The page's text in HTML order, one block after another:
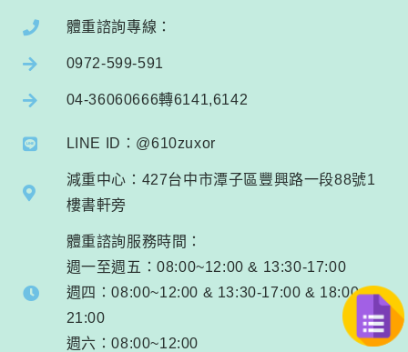
體重諮詢專線：
0972-599-591
04-36060666轉6141,6142
LINE ID：@610zuxor
減重中心：427台中市潭子區豐興路一段88號1
樓書軒旁
體重諮詢服務時間：
週一至週五：08:00~12:00 & 13:30-17:00
週四：08:00~12:00 & 13:30-17:00 & 18:00-
21:00
週六：08:00~12:00